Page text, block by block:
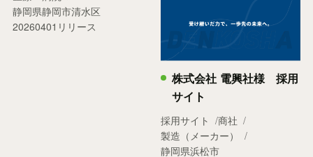
静岡県静岡市清水区
20260401リリース
株式会社 電興社様 採用
サイト
採用サイト
商社
製造（メーカー）
静岡県浜松市